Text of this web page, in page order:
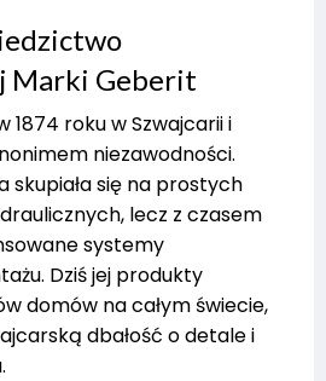
Marki Geberit
1874 roku w Szwajcarii i
niezawodności.
skupiała się na prostych
lecz z czasem
systemy
Dziś jej produkty
domów na całym świecie,
dbałość o detale i